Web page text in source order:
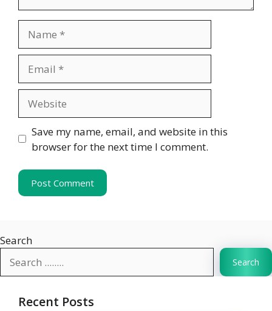
Save my name, email, and website in this
browser for the next time I comment.
Search
Search
Recent Posts